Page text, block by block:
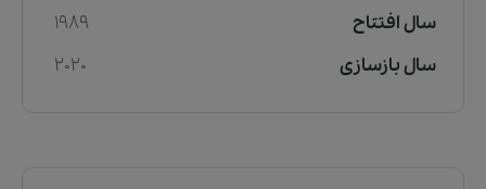
سال افتتاح
1989
سال بازسازی
2020